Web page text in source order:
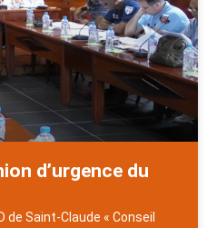
d’urgence du
de Saint-Claude « Conseil